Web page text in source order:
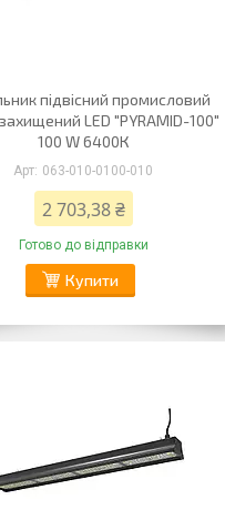
підвісний промисловий
LED "PYRAMID-100"
100 W 6400К
063-010-0100-010
2 703,38 ₴
Готово до відправки
Купити